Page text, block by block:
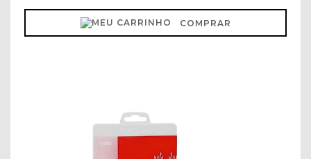
COMPRAR